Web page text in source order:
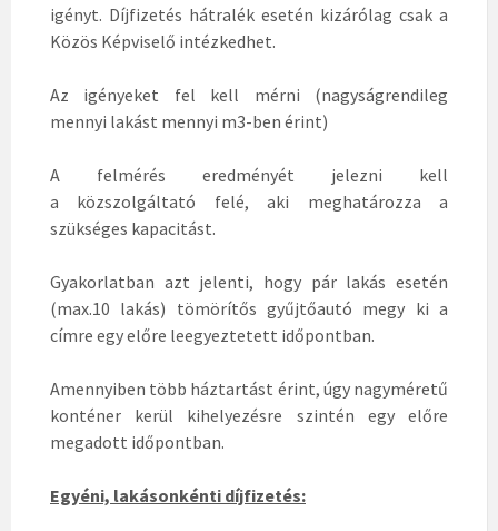
igényt. Díjfizetés hátralék esetén kizárólag csak a
Közös Képviselő intézkedhet.
Az igényeket fel kell mérni (nagyságrendileg
mennyi lakást mennyi m3-ben érint)
A felmérés eredményét jelezni kell
a közszolgáltató felé, aki meghatározza a
szükséges kapacitást.
Gyakorlatban azt jelenti, hogy pár lakás esetén
(max.10 lakás) tömörítős gyűjtőautó megy ki a
címre egy előre leegyeztetett időpontban.
Amennyiben több háztartást érint, úgy nagyméretű
konténer kerül kihelyezésre szintén egy előre
megadott időpontban.
Egyéni, lakásonkénti díjfizetés: